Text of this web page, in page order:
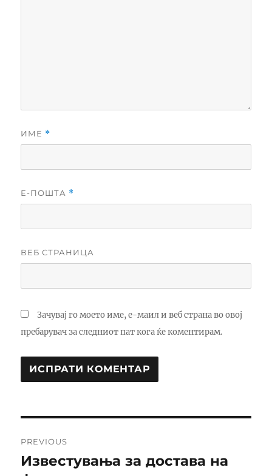
ИМЕ *
Е-ПОШТА *
ВЕБ СТРАНИЦА
Зачувај го моето име, е-маил и веб страна во овој
пребарувач за следниот пат кога ќе коментирам.
R
A
на
PREVIOUS
Previous
Известувања за достава на